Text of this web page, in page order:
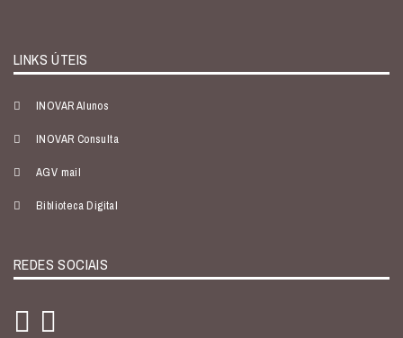
LINKS ÚTEIS
INOVAR Alunos
INOVAR Consulta
AGV mail
Biblioteca Digital
REDES SOCIAIS